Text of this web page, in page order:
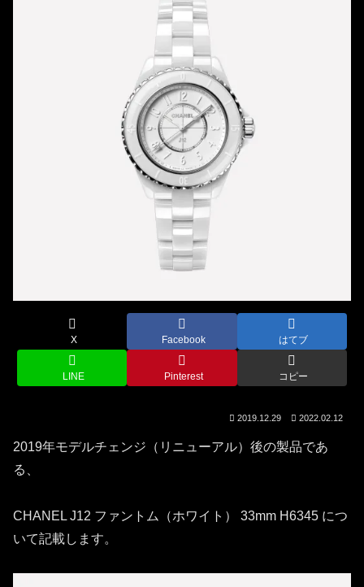
X Facebook はてブ
LINE Pinterest コピー
2019.12.29 2022.02.12
2019年モデルチェンジ（リニューアル）後の製品であ
る、
CHANEL J12 ファントム（ホワイト） 33mm H6345 につ
いて記載します。